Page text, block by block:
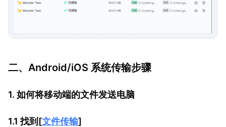
二、Android/iOS 系统传输步骤
1. 如何将移动端的文件发送电脑
1.1 找到[文件传输]